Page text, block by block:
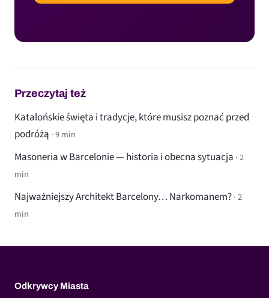
Przeczytaj też
Katalońskie święta i tradycje, które musisz poznać przed
podróżą · 9 min
Masoneria w Barcelonie — historia i obecna sytuacja · 2
min
Najważniejszy Architekt Barcelony… Narkomanem? · 2
min
Odkrywcy Miasta